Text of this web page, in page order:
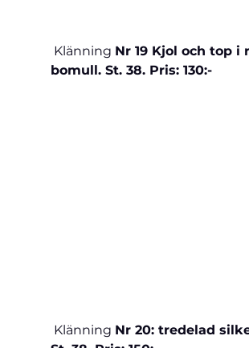
Klänning Nr 19 Kjol och top i
bomull. St. 38. Pris: 130:-
Klänning Nr 20: tredelad